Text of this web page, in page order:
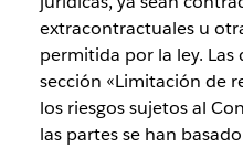
extracontractuales u
permitida por la ley. Las
sección «Limitación de
los riesgos sujetos al
las partes se han